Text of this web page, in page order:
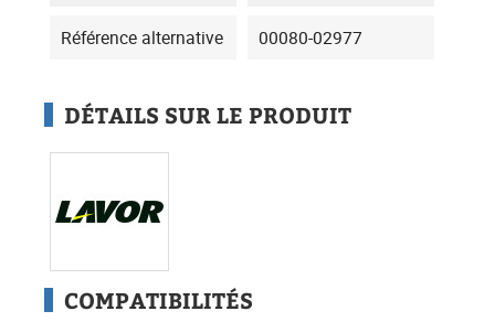
Référence alternative 00080-02977
DÉTAILS SUR LE PRODUIT
COMPATIBILITÉS